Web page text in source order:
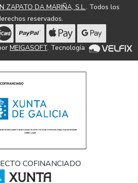
ZAPATO DA MARIÑA, S.L.. Todos los
reservados.
MEIGASOFT. Tecnología
COFINANCIADO